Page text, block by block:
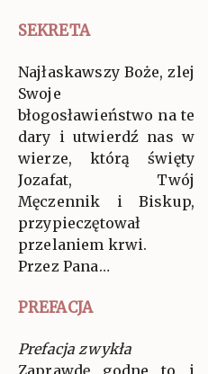
SEKRETA
Najłaskawszy Boże, zlej
Swoje
błogosławieństwo na te
dary i utwierdź nas w
wierze, którą święty
Jozafat, Twój
Męczennik i Biskup,
przypieczętował
przelaniem krwi.
Przez Pana…
PREFACJA
Prefacja zwykła